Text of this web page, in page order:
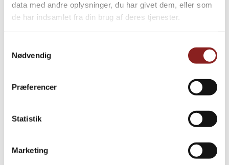
data med andre oplysninger, du har givet dem, eller som
de har indsamlet fra din brug af deres tjenester.
Nødvendig
Præferencer
Statistik
MarketingSanddorn-Apfel-Marmelade